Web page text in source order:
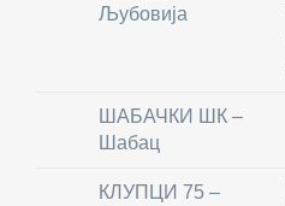
Љубовија
ШАБАЧКИ ШК –
Шабац
КЛУПЦИ 75 –